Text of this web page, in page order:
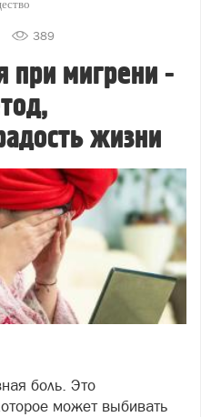
389
при мигрени -
жизни
боль. Это
может выбивать